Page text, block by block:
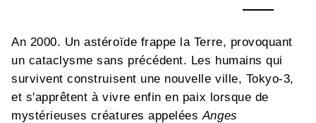
An 2000. Un astéroïde frappe la Terre, provoquant
un cataclysme sans précédent. Les humains qui
survivent construisent une nouvelle ville, Tokyo-3,
et s'apprêtent à vivre enfin en paix lorsque de
mystérieuses créatures appeléesAnges